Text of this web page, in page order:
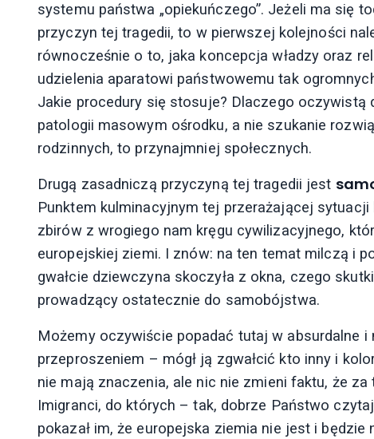
systemu państwa „opiekuńczego”. Jeżeli ma się
przyczyn tej tragedii, to w pierwszej kolejności
równocześnie o to, jaka koncepcja władzy oraz
udzielenia aparatowi państwowemu tak
Jakie procedury się stosuje? Dlaczego oczywistą
patologii masowym ośrodku, a nie szukanie
rodzinnych, to przynajmniej społecznych.
Drugą zasadniczą przyczyną tej tragedii jest
Punktem kulminacyjnym tej przerażającej sytuacji
zbirów z wrogiego nam kręgu cywilizacyjnego,
europejskiej ziemi. I znów: na ten temat milczą i
gwałcie dziewczyna skoczyła z okna, czego
prowadzący ostatecznie do samobójstwa.
Możemy oczywiście popadać tutaj w absurdalne i
przeproszeniem – mógł ją zgwałcić kto inny i
nie mają znaczenia, ale nic nie zmieni faktu, że
Imigranci, do których – tak, dobrze Państwo
pokazał im, że europejska ziemia nie jest i